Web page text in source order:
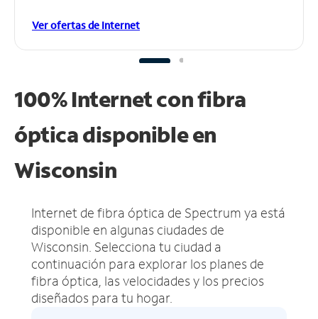
Ver ofertas de Internet
100% Internet con fibra
óptica disponible en
Wisconsin
Internet de fibra óptica de Spectrum ya está
disponible en algunas ciudades de
Wisconsin. Selecciona tu ciudad a
continuación para explorar los planes de
fibra óptica, las velocidades y los precios
diseñados para tu hogar.